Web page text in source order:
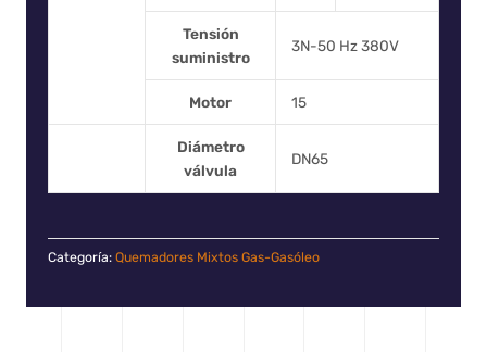
Tensión
suministro
3N-50 Hz 380V
Motor 15
Diámetro
válvula
DN65
Categoría: Quemadores Mixtos Gas-Gasóleo